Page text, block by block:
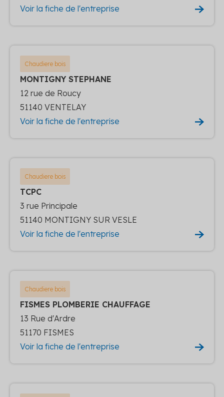
Voir la fiche de l'entreprise
Chaudiere bois
MONTIGNY STEPHANE
12 rue de Roucy
51140 VENTELAY
Voir la fiche de l'entreprise
Chaudiere bois
TCPC
3 rue Principale
51140 MONTIGNY SUR VESLE
Voir la fiche de l'entreprise
Chaudiere bois
FISMES PLOMBERIE CHAUFFAGE
13 Rue d'Ardre
51170 FISMES
Voir la fiche de l'entreprise